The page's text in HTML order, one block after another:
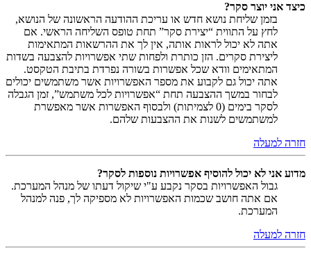
כיצד אני יוצר סקר?
בזמן שליחת נושא חדש או עריכת ההודעה הראשונה של הנושא,
לחץ על התווית “יצירת סקר” תחת טופס השליחה הראשי. אם
אתה לא יכול לראות אותה, אין לך את ההרשאות המתאימות
ליצירת סקרים. הזן כותרת ולפחות שתי אפשרויות להצבעה בשדות
המתאימים וודא שכל אפשרות בשורה נפרדת בתיבת הטקסט.
אתה יכול גם לקבוע את מספר האפשרויות אשר משתמשים יכולים
לבחור במשך ההצבעה תחת “אפשרויות לכל משתמש”, זמן הגבלה
לסקר בימים (0 לצמיתות) ולבסוף האפשרות אשר מאפשרת
למשתמשים לשנות את ההצבעות שלהם.
חזרה למעלה
מדוע אני לא יכול להוסיף אפשרויות נוספות לסקר?
גבול האפשרויות בסקר נקבע ע"י שיקול דעתו של מנהל המערכת.
אם אתה חושב שכמות האפשרויות לא מספיקה לך, פנה למנהל
המערכת.
חזרה למעלה